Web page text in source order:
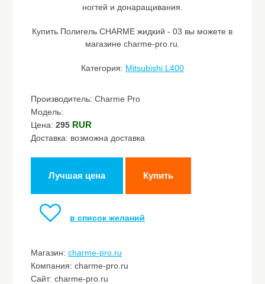
ногтей и донаращивания.
Купить Полигель CHARME жидкий - 03 вы можете в
магазине charme-pro.ru.
Категория: Mitsubishi L400
Производитель: Charme Pro
Модель:
Цена:295 RUR
Доставка: возможна доставка
Лучшая цена Купить
в список желаний
Магазин:charme-pro.ru
Компания: charme-pro.ru
Сайт: charme-pro.ru